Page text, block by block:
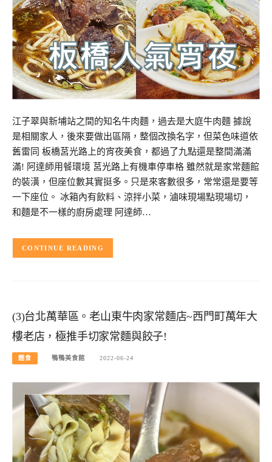
江子翠與新埔站之間的知名牛肉麵，過去是大庭牛肉麵 據說
是相關家人，後來要做出區隔，整個改換名字，但菜色味道依
舊雷同 板橋莒光路上的宵夜美食，都過了九點還是整間滿滿
滿! 阿達師用餐環境 莒光路上有機車停車格 雖然就是家常麵館
的裝潢，但座位數其實挺多。只是來客數很多，常常還是要等
一下座位。 冰箱內有飲料、涼拌小菜，滷味現場點現場切，
和麵是不一樣的廚房處理 阿達師…
CONTINUE READING
(3)台北萬華區。老山東牛肉家常麵店~西門町萬年大
樓老店，極推手切家常麵與餃子!
麵食 鴨鴨美食館 2022-06-24